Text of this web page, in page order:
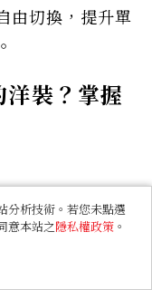
由切換，提升單
裝？掌握
較纖細，肩膀與
、大腿的比例較
半身，因此穿搭
分析技術。若您未點選
意本站之隱私權政策 。